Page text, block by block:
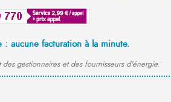
aucune facturation à la minute.
gestionnaires et des fournisseurs d'énergie.